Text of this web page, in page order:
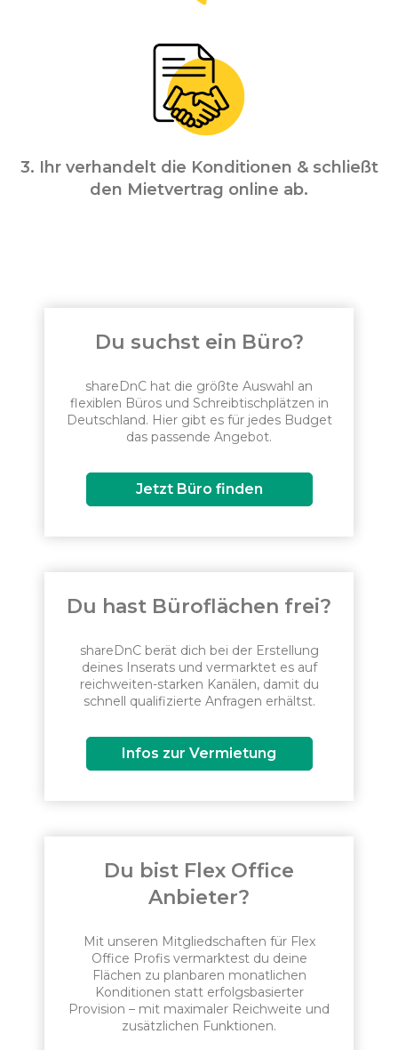
3. Ihr verhandelt die Konditionen & schließt
den Mietvertrag online ab.
Du suchst ein Büro?
shareDnC hat die größte Auswahl an
flexiblen Büros und Schreibtischplätzen in
Deutschland. Hier gibt es für jedes Budget
das passende Angebot.
Jetzt Büro finden
Du hast Büroflächen frei?
shareDnC berät dich bei der Erstellung
deines Inserats und vermarktet es auf
reichweiten-starken Kanälen, damit du
schnell qualifizierte Anfragen erhältst.
Infos zur Vermietung
Du bist Flex Office
Anbieter?
Mit unseren Mitgliedschaften für Flex
Office Profis vermarktest du deine
Flächen zu planbaren monatlichen
Konditionen statt erfolgsbasierter
Provision – mit maximaler Reichweite und
zusätzlichen Funktionen.